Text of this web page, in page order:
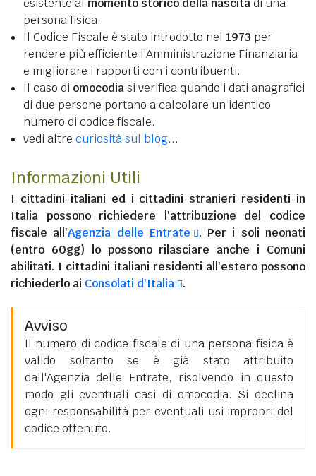
esistente al momento storico della nascitadi una
persona fisica.
Il Codice Fiscale è stato introdotto nel 1973 per
rendere più efficiente l'Amministrazione Finanziaria
e migliorare i rapporti con i contribuenti.
Il caso di omocodiasi verifica quando i dati anagrafici
di due persone portano a calcolare un identico
numero di codice fiscale.
vedi altre curiosità sul blog...
Informazioni Utili
I cittadini italiani ed i cittadini stranieri residenti in
Italia possono richiedere l'attribuzione del codice
fiscale all'Agenzia delle Entrate
. Per i soli neonati
(entro 60gg) lo possono rilasciare anche i Comuni
abilitati. I cittadini italiani residenti all'esteropossono
richiederlo ai Consolati d'Italia .
Avviso
Il numero di codice fiscale di una persona fisica è
valido soltanto se è già stato attribuito
dall'Agenzia delle Entrate, risolvendo in questo
modo gli eventuali casi di omocodia. Si declina
ogni responsabilità per eventuali usi impropri del
codice ottenuto.